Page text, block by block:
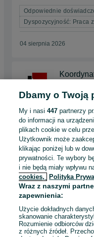
Odpowiednie
Dyspozycyjność: Praca
04 sierpnia 2026
Warszawa, Białołęka
Pełny etat
Umowa o pracę,
Odpowiednie
Odświeżono dnia 03
Praca
Sosnowiec
Pełny etat
Dbamy o Twoją
My i nasi447 partnerzy
do informacji na
plikach cookie w celu
Użytkownik może
klikając poniżej lub w
prywatności. Te wybory
i nie będą miały wpływu
cookies,
Polityka
Wraz z naszymi
zapewnienia:
Użycie dokładnych
skanowanie
Rozumienie odbiorców
z różnych źródeł.